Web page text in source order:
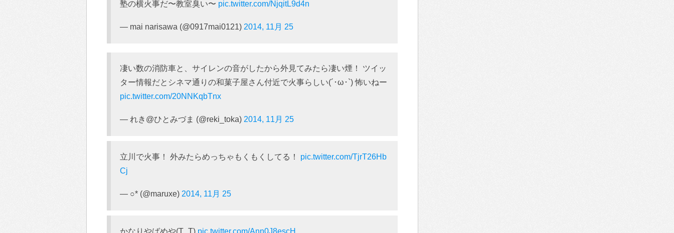
塾の横火事だ〜教室臭い〜 pic.twitter.com/NjqitL9d4n
— mai narisawa (@0917mai0121) 2014, 11月 25
凄い数の消防車と、サイレンの音がしたから外見てみたら凄い煙！ ツイッ
ター情報だとシネマ通りの和菓子屋さん付近で火事らしい(´･ω･`) 怖いねー
pic.twitter.com/20NNKqbTnx
— れき@ひとみづま (@reki_toka) 2014, 11月 25
立川で火事！ 外みたらめっちゃもくもくしてる！ pic.twitter.com/TjrT26Hb
Cj
— ○* (@maruxe) 2014, 11月 25
かなりやばめや(T_T) pic.twitter.com/Ann0J8escH